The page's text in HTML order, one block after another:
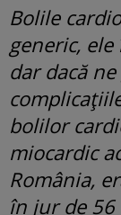
Bolile
generic,
dar dacă
bolilor
miocardic
România,
în jur de 56